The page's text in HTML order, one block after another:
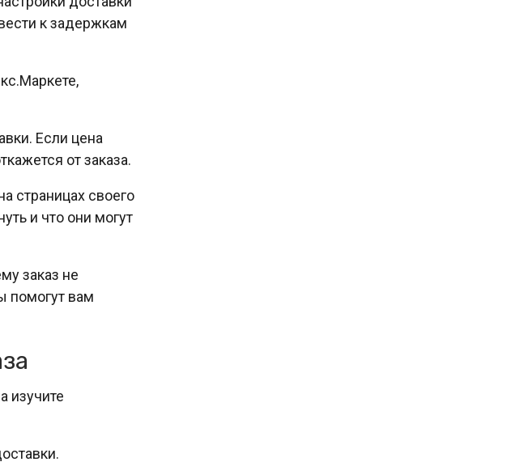
к задержкам
Если цена
от заказа.
страницах своего
и что они могут
заказ не
помогут вам
изучите